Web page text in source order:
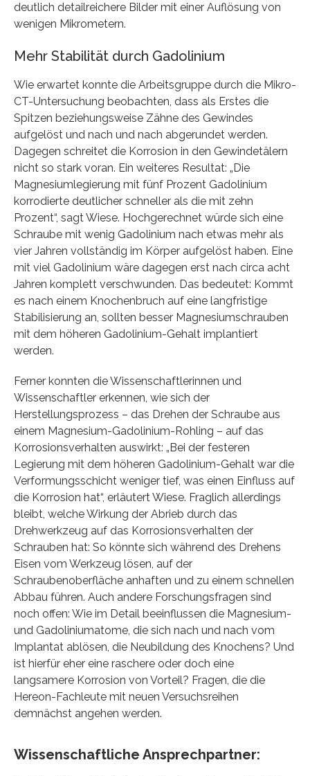
deutlich detailreichere Bilder mit einer Auflösung von
wenigen Mikrometern.
Mehr Stabilität durch Gadolinium
Wie erwartet konnte die Arbeitsgruppe durch die Mikro-
CT-Untersuchung beobachten, dass als Erstes die
Spitzen beziehungsweise Zähne des Gewindes
aufgelöst und nach und nach abgerundet werden.
Dagegen schreitet die Korrosion in den Gewindetälern
nicht so stark voran. Ein weiteres Resultat: „Die
Magnesiumlegierung mit fünf Prozent Gadolinium
korrodierte deutlicher schneller als die mit zehn
Prozent“, sagt Wiese. Hochgerechnet würde sich eine
Schraube mit wenig Gadolinium nach etwas mehr als
vier Jahren vollständig im Körper aufgelöst haben. Eine
mit viel Gadolinium wäre dagegen erst nach circa acht
Jahren komplett verschwunden. Das bedeutet: Kommt
es nach einem Knochenbruch auf eine langfristige
Stabilisierung an, sollten besser Magnesiumschrauben
mit dem höheren Gadolinium-Gehalt implantiert
werden.
Ferner konnten die Wissenschaftlerinnen und
Wissenschaftler erkennen, wie sich der
Herstellungsprozess – das Drehen der Schraube aus
einem Magnesium-Gadolinium-Rohling – auf das
Korrosionsverhalten auswirkt: „Bei der festeren
Legierung mit dem höheren Gadolinium-Gehalt war die
Verformungsschicht weniger tief, was einen Einfluss auf
die Korrosion hat“, erläutert Wiese. Fraglich allerdings
bleibt, welche Wirkung der Abrieb durch das
Drehwerkzeug auf das Korrosionsverhalten der
Schrauben hat: So könnte sich während des Drehens
Eisen vom Werkzeug lösen, auf der
Schraubenoberfläche anhaften und zu einem schnellen
Abbau führen. Auch andere Forschungsfragen sind
noch offen: Wie im Detail beeinflussen die Magnesium-
und Gadoliniumatome, die sich nach und nach vom
Implantat ablösen, die Neubildung des Knochens? Und
ist hierfür eher eine raschere oder doch eine
langsamere Korrosion von Vorteil? Fragen, die die
Hereon-Fachleute mit neuen Versuchsreihen
demnächst angehen werden.
Wissenschaftliche Ansprechpartner: